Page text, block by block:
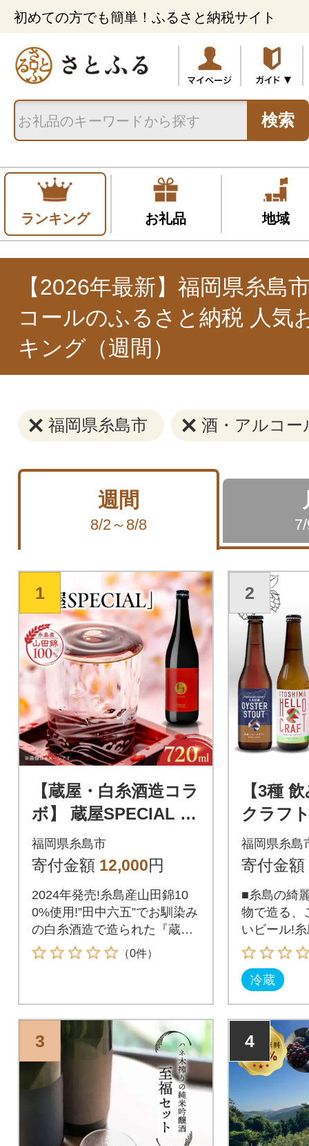
初めての方でも簡単！ふるさと納税サイト
検索
ランキング お礼品 地域
【2026年最新】福岡県糸島
コールのふるさと納税 人気
キング（週間）
福岡県糸島市 酒・アルコー
週間
8/2～8/8
1
【蔵屋・白糸酒造コラ
ボ】 蔵屋SPECIAL 72
0ml 糸島市/蔵屋[AUA
033]
福岡県糸島市
寄付金額 12,000円
2024年発売!糸島産山田錦10
0%使用!”田中六五”でお馴染み
の白糸酒造で造られた『蔵屋
SPECIAL』穏やかな香りとす
っきりとした飲み口で米の旨
の笑顔が咲きますように”美味
しい食べ物や美味しい飲み物
を口にしたとき、人々は自然
と笑顔になります。
（0件）
2
【3種
クラフ
め合わ
福岡県糸島
寄付金額
■糸島の綺
物で造る、
いビール!
な風景を一
る、小さな
上げるクラ
水に使用し
上げてい
特産品」
ビールも展
冷蔵
3 4